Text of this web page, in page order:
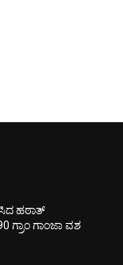
ಹಠಾತ್
ಗ್ರಾಂ ಗಾಂಜಾ ವಶ